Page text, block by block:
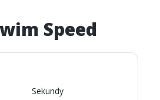
Speed
Sekundy